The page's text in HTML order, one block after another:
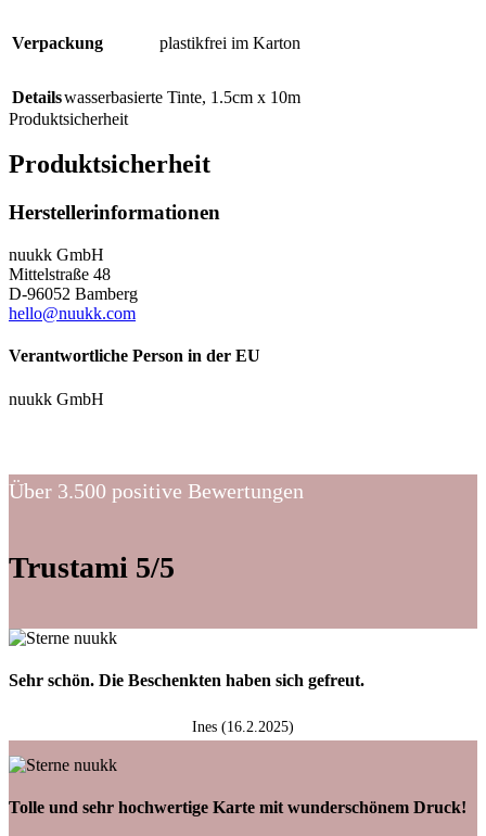
Verpackung plastikfrei im Karton
Detailswasserbasierte Tinte, 1.5cm x 10m
Produktsicherheit
Produktsicherheit
Herstellerinformationen
nuukk GmbH
Mittelstraße 48
D-96052 Bamberg
hello@nuukk.com
Verantwortliche Person in der EU
nuukk GmbH
Über 3.500 positive Bewertungen
Trustami 5/5
Sehr schön. Die Beschenkten haben sich gefreut.
Ines (16.2.2025)
Tolle und sehr hochwertige Karte mit wunderschönem Druck!